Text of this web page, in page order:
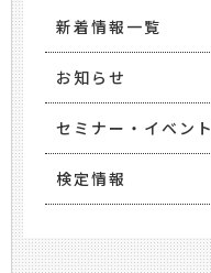
新着情報一覧
お知らせ
セミナー・イベント
検定情報